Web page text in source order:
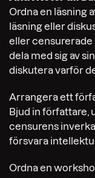
Ordna en läsning
läsning eller
eller censurerade
dela med sig av
diskutera varför
Arrangera ett
Bjud in författare,
censurens
försvara
Ordna en